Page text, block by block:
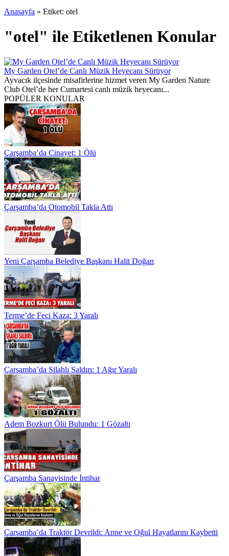
Anasayfa » Etiket: otel
"otel" ile Etiketlenen Konular
My Garden Otel’de Canlı Müzik Heyecanı Sürüyor
Ayvacık ilçesinde misafirlerine hizmet veren My Garden Nature
Club Otel’de her Cumartesi canlı müzik heyecanı...
POPÜLER KONULAR
Çarşamba’da Cinayet: 1 Ölü
Çarşamba’da Otomobil Takla Attı
Yeni Çarşamba Belediye Başkanı Halit Doğan
Terme’de Feci Kaza: 3 Yaralı
Çarşamba’da Silahlı Saldırı: 1 Ağır Yaralı
Adem Bozkurt Ölü Bulundu: 1 Gözaltı
Çarşamba Sanayisinde İntihar
Çarşamba’da Traktör Devrildi: Anne ve Oğul Hayatlarını Kaybetti